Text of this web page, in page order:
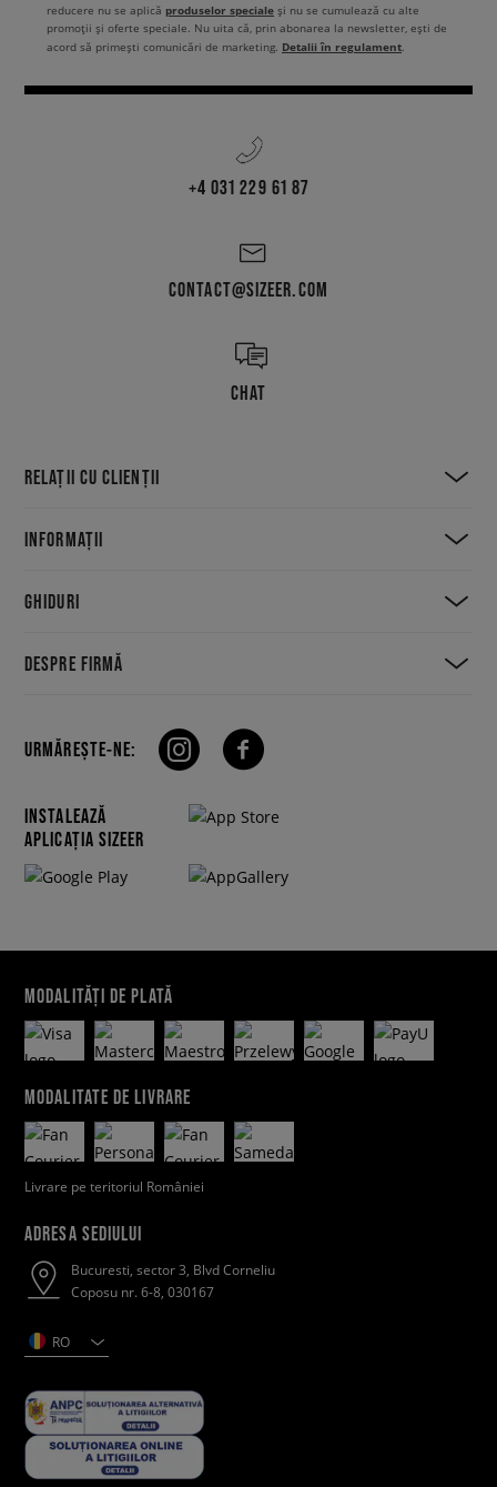
reducere nu se aplică produselor speciale și nu se cumulează cu alte
promoții și oferte speciale. Nu uita că, prin abonarea la newsletter, ești de
acord să primești comunicări de marketing. Detalii în regulament
+4 031 229 61 87
CONTACT@SIZEER.COM
CHAT
RELAȚII CU CLIENȚII
INFORMAȚII
GHIDURI
DESPRE FIRMĂ
URMĂREȘTE-NE:
INSTALEAZĂ
APLICAȚIA SIZEER
MODALITĂȚI DE PLATĂ
MODALITATE DE LIVRARE
Livrare pe teritoriul României
ADRESA SEDIULUI
Bucuresti, sector 3, Blvd Corneliu
Coposu nr. 6-8, 030167
RO